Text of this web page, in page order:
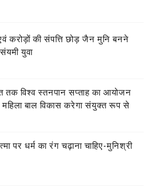
करोड़ों की संपत्ति छोड़ जैन मुनि बनने
युवा
विश्व स्तनपान सप्ताह का आयोजन
महिला बाल विकास करेगा संयुक्त रूप से
पर धर्म का रंग चढ़ाना चाहिए-मुनिश्री